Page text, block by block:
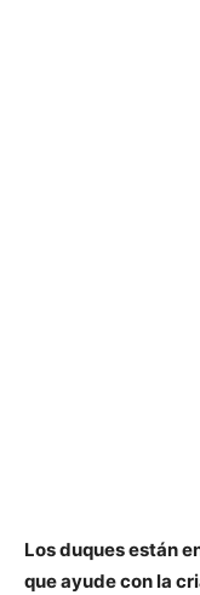
Los duques están
que ayude con la